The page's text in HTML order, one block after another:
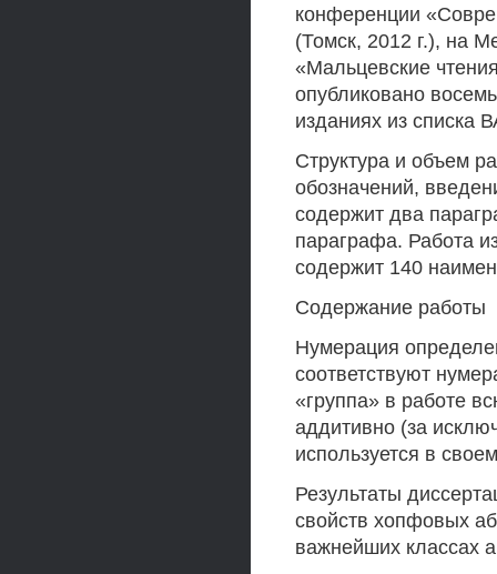
конференции
(Томск, 2012 г.), на
«Мальцевские
опубликовано
изданиях из списка
Структура и объем
обозначений,
содержит два
параграфа. Работа
содержит 140
Содержание работы
Нумерация
соответствуют
«группа» в работе
аддитивно (за
используется в
Результаты
свойств хопфовых
важнейших классах